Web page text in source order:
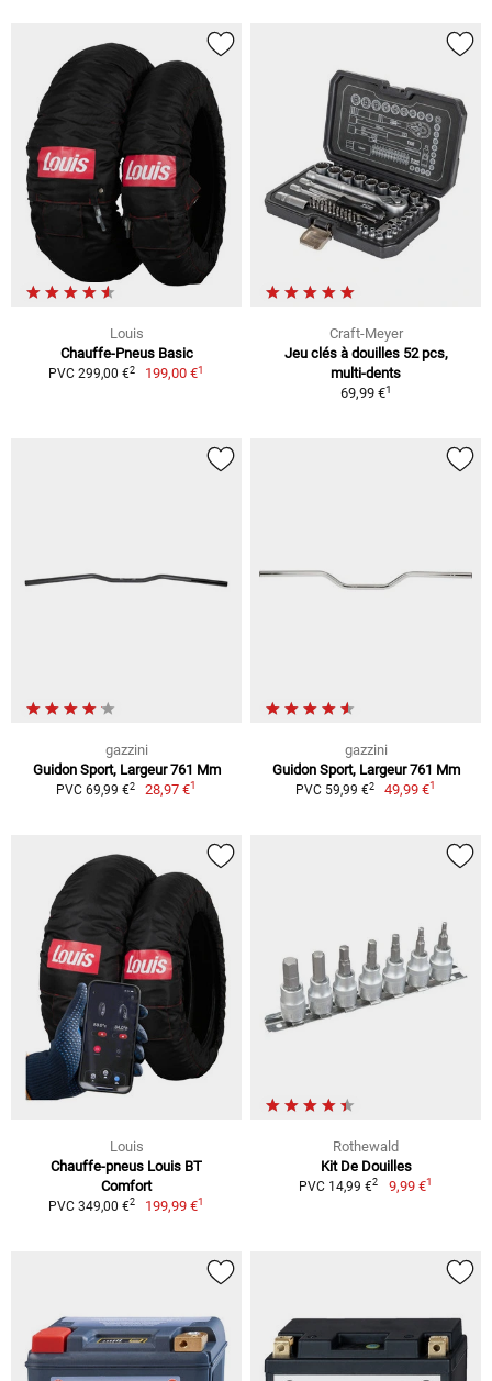
Louis
Chauffe-Pneus Basic
PVC 299,00 €2 199,00 €1
Craft-Meyer
Jeu clés à douilles 52 pcs,
multi-dents
69,99 €1
gazzini
Guidon Sport, Largeur 761 Mm
PVC 69,99 €2 28,97 €1
gazzini
Guidon Sport, Largeur 761 Mm
PVC 59,99 €2 49,99 €1
Louis
Chauffe-pneus Louis BT
Comfort
PVC 349,00 €2 199,99 €1
Rothewald
Kit De Douilles
PVC 14,99 €2 9,99 €1